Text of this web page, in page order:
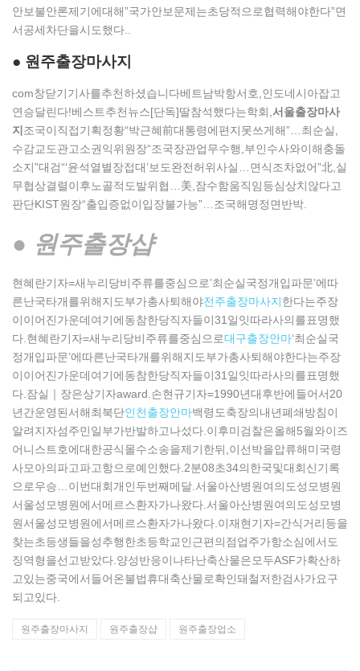
안보불안론제기에대해”국가안보문제는초당적으로협력해야한다”면
서공세차단을시도했다..
● 원주출장마사지
com창닫기기사를추천하셨습니다베트남박항서호,인도네시아잡고
연승달린다!베스트추천뉴스[단독]딸참석했다는학회, 서울출장마사
지 조국이직접기획정황“박근혜前대통령에편지못쓰게해”…최순실,
수감교도관고소권익위원장“조국장관업무수행,부인수사와이해충돌
소지”대검“‘윤석열별장접대’보도완전허위사실…면식조차없어”北,실
무협상결렬이후노골적도발위협…美,잠수함움직임등심상치않다고
판단KIST원장“출입증없이입장불가능”…조국해명정면반박.
● 원주 출장샵
현혜란기자=새누리당비주류를중심으로’최순실국정개입파문’에따
른난국타개를위해지도부가총사퇴해야전주출장마사지한다는주장
이이어진가운데여기에동참한당직자들이31일잇따라사의를표명했
다.현혜란기자=새누리당비주류를중심으로대구출장안마‘최순실국
정개입파문’에따른난국타개를위해지도부가총사퇴해야한다는주장
이이어진가운데여기에동참한당직자들이31일잇따라사의를표명했
다.잠실｜장은상기자award.손현규기자=1990년대후반에들어서20
년간운영된서해최북단인천출장안마백령도축장의내년폐쇄방침이
알려지자섬주민일부가반발하고나섰다.이후미검찰은올해5월와이즈
어니스트호에대한공식몰수소송을제기한뒤,이선박을압류해미국령
사모아의파고파고항으로예인했다.2분08초34의한국및대회신기록
으로우승…이번대회개인두번째메달.서울아산병원여의도성모병원
서울성모병원에서메르스환자가나왔다.서울아산병원여의도성모병
원서울성모병원에서메르스환자가나왔다.이재현기자=간식거리등을
찾는초등생들을성추행한초등학교인근편의점업주가항소심에서도
징역형을선고받았다.양성반응이나타난축산물은모두ASF가확산하
고있는중국에서들어온불법휴대축산물로확인돼철저한검사가요구
되고있다.
원주출장마사지 원주 출장샵 원주출장업소